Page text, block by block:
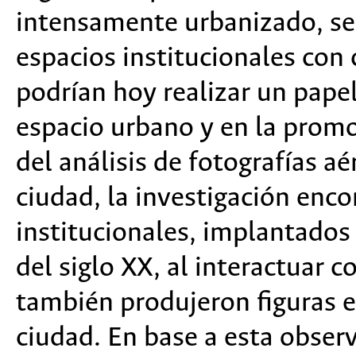
intensamente urbanizado,
espacios institucionales con
podrían hoy realizar un
espacio urbano y en la
del análisis de fotografías
ciudad, la investigación
institucionales,
del siglo XX, al interactuar
también produjeron figuras
ciudad. En base a esta